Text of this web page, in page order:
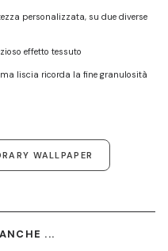
personalizzata, su due diverse
effetto tessuto
liscia ricorda la fine granulosità
WALLPAPER
...